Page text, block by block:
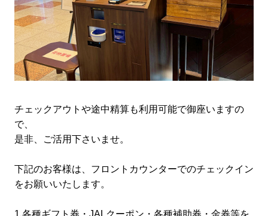
チェックアウトや途中精算も利用可能で御座いますの
で、
是非、ご活用下さいませ。
下記のお客様は、フロントカウンターでのチェックイン
をお願いいたします。